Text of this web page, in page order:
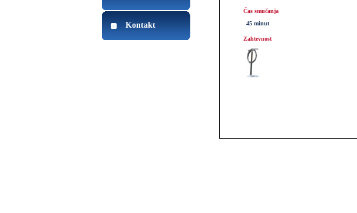
Kontakt
Čas smučanja
45 minut
Zahtevnost